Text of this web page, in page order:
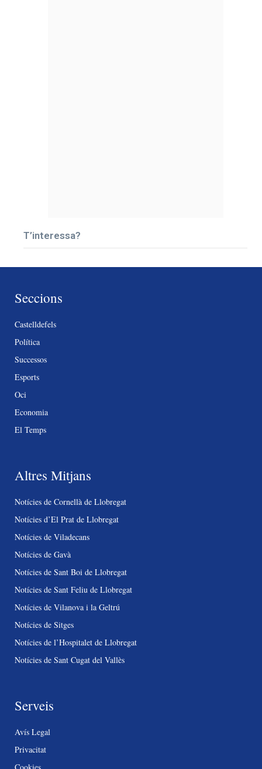
T’interessa?
Seccions
Castelldefels
Política
Successos
Esports
Oci
Economia
El Temps
Altres Mitjans
Notícies de Cornellà de Llobregat
Notícies d’El Prat de Llobregat
Notícies de Viladecans
Notícies de Gavà
Notícies de Sant Boi de Llobregat
Notícies de Sant Feliu de Llobregat
Notícies de Vilanova i la Geltrú
Notícies de Sitges
Notícies de l’Hospitalet de Llobregat
Notícies de Sant Cugat del Vallès
Serveis
Avís Legal
Privacitat